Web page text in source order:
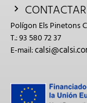
CONTACTAR
Polígon Els Pinetons
T.: 93 580 72 37
E-mail: